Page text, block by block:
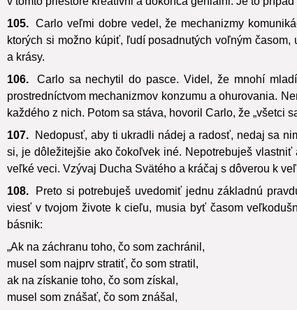
v tomto priestore kreatívni a dokonca geniálni. Je to
105.
Carlo veľmi dobre vedel, že mechanizmy
ktorých si možno kúpiť, ľudí posadnutých voľným
a krásy.
106.
Carlo sa nechytil do pasce. Videl, že mnohí
prostredníctvom mechanizmov konzumu a ohurovania.
každého z nich. Potom sa stáva, hovoril Carlo, že „všetci
107. Nedopusť, aby ti ukradli nádej a radosť, nedaj sa
si, je dôležitejšie ako čokoľvek iné. Nepotrebuješ
veľké veci. Vzývaj Ducha Svätého a kráčaj s dôverou k
108.
Preto si potrebuješ uvedomiť jednu základnú
viesť v tvojom živote k cieľu, musia byť časom
básnik:
„Ak na záchranu toho, čo som zachránil,
musel som najprv stratiť, čo som stratil,
ak na získanie toho, čo som získal,
musel som znášať, čo som znášal,